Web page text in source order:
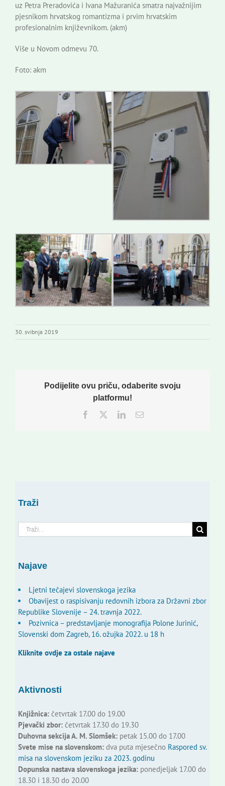
Izdavaštvo
Korisne informacije
uz Petra Preradovića i Ivana Mažuranića smatra najvažnijim
pjesnikom hrvatskog romantizma i prvim hrvatskim
profesionalnim književnikom. (akm)
Više u Novom odmevu 70.
Foto: akm
30. svibnja 2019
Podijelite ovu priču, odaberite svoju
platformu!
Facebook
TwitterLinkedInEmail:
Traži
Traži...
Najave
Ljetni tečajevi slovenskoga jezika
Obavijest o raspisivanju redovnih izbora za Državni zbor
Republike Slovenije – 24. travnja 2022.
Pozivnica – predstavljanje monografija Polone Jurinić,
Slovenski dom Zagreb, 16. ožujka 2022. u 18 h
Kliknite ovdje za ostale najave
Aktivnosti
Knjižnica:četvrtak 17.00 do 19.00
Pjevački zbor:četvrtak 17.30 do 19.30
Duhovna sekcija A. M. Slomšek:petak 15.00 do 17.00
Svete mise na slovenskom:dva puta mjesečno Raspored sv.
misa na slovenskom jeziku za 2023. godinu
Dopunska nastava slovenskoga jezika:ponedjeljak 17.00 do
18.30 i 18.30 do 20.00